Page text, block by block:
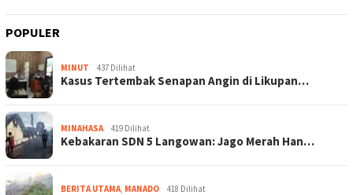
POPULER
MINUT 437 Dilihat
Kasus Tertembak Senapan Angin di Likupan…
MINAHASA 419 Dilihat
Kebakaran SDN 5 Langowan: Jago Merah Han…
BERITA UTAMA, MANADO 418 Dilihat